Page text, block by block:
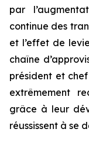
par
continue des
et l’effet de
chaîne
président et
extrêmement
grâce à leur
réussissent à se